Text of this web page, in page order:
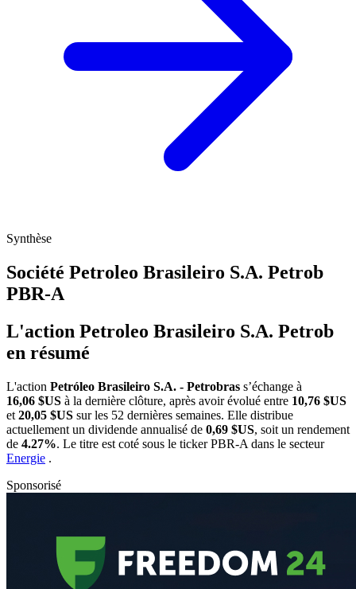
Synthèse
Société Petroleo Brasileiro S.A. Petrob
PBR-A
L'action Petroleo Brasileiro S.A. Petrob
en résumé
L'action Petróleo Brasileiro S.A. - Petrobras s’échange à
16,06 $US à la dernière clôture, après avoir évolué entre 10,76 $US
et 20,05 $US sur les 52 dernières semaines. Elle distribue
actuellement un dividende annualisé de 0,69 $US, soit un rendement
de 4.27%. Le titre est coté sous le tickerPBR-A dans le secteur
Energie .
Sponsorisé